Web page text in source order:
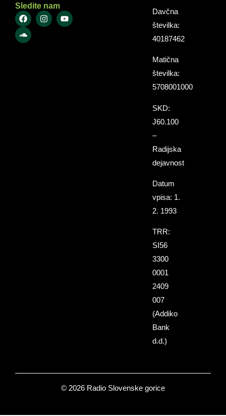
Sledite nam
Davčna
številka:
40187462
Matična
številka:
5708001000
SKD:
J60.100
–
Radijska
dejavnost
Datum
vpisa: 1.
2. 1993
TRR:
SI56
3300
0001
2409
007
(Addiko
Bank
d.d.)
© 2026 Radio Slovenske gorice